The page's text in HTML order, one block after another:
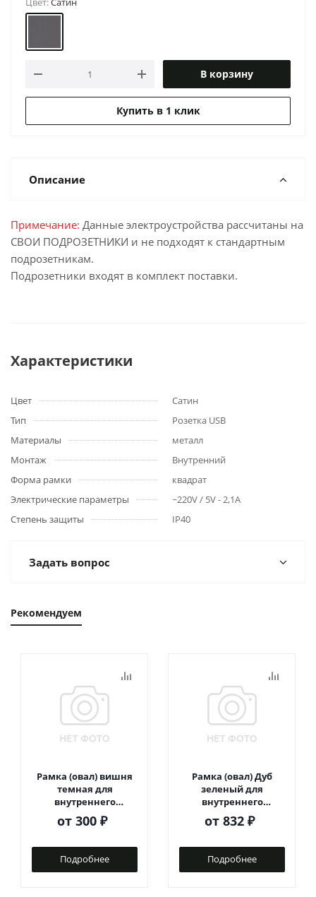
В корзину
Купить в 1 клик
Описание
Примечание: Данные электроустройства рассчитаны на
СВОИ ПОДРОЗЕТНИКИ и не подходят к стандартным
подрозетникам.
Подрозетники входят в комплект поставки.
Характеристики
Цвет
Сатин
Тип
Розетка USB
Материалы
металл
Монтаж
Внутренний
Форма рамки
квадрат
Электрические параметры
~220V / 5V - 2,1A
Степень защиты
IP40
Задать вопрос
Рекомендуем
Рамка (овал) вишня
темная для
внутреннего
монтажа
от 300 ₽
Подробнее
Рамка (овал) Дуб
зеленый для
внутреннего
монтажа
от 832 ₽
Подробнее